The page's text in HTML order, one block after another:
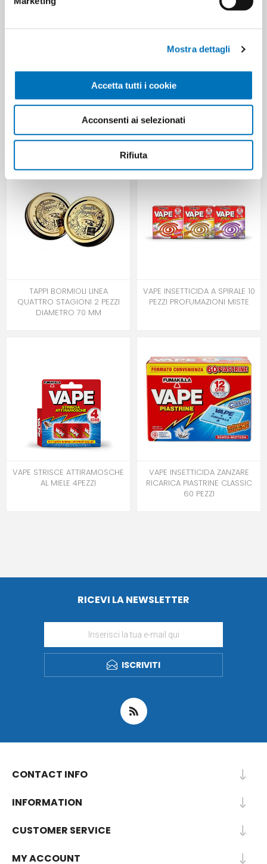
Mostra dettagli
Accetta tutti i cookie
Acconsenti ai selezionati
Rifiuta
insetticidi per vespe
HANNO ACQUISTATO ANCHE
TAPPI BORMIOLI LINEA
QUATTRO STAGIONI 2 PEZZI
DIAMETRO 70 MM
VAPE INSETTICIDA A SPIRALE 10
PEZZI PROFUMAZIONI MISTE
VAPE STRISCE ATTIRAMOSCHE
AL MIELE 4PEZZI
VAPE INSETTICIDA ZANZARE
RICARICA PIASTRINE CLASSIC
60 PEZZI
RICEVI LA NEWSLETTER
ISCRIVITI
CONTACT INFO
INFORMATION
CUSTOMER SERVICE
MY ACCOUNT